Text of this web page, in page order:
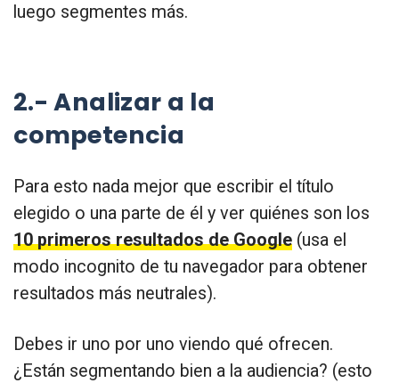
luego segmentes más.
2.- Analizar a la
competencia
Para esto nada mejor que escribir el título
elegido o una parte de él y ver quiénes son los
10 primeros resultados de Google (usa el
modo incognito de tu navegador para obtener
resultados más neutrales).
Debes ir uno por uno viendo qué ofrecen.
¿Están segmentando bien a la audiencia? (esto